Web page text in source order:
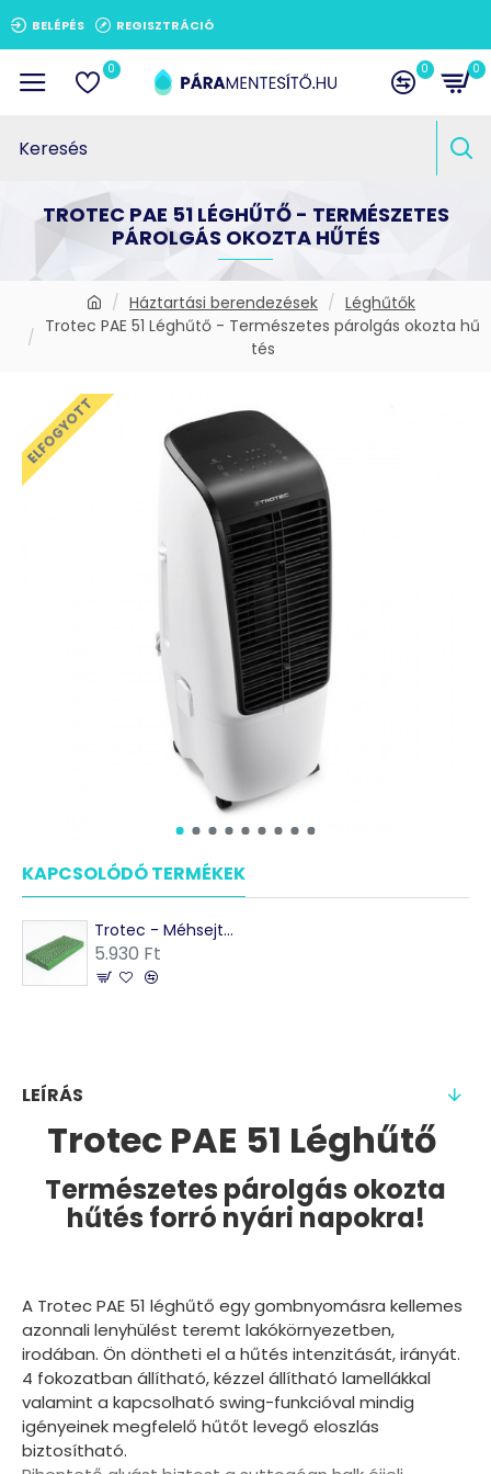
BELÉPÉS REGISZTRÁCIÓ
0 0 0
Háztartási berendezések
Léghűtők
Trotec PAE 51 Léghűtő - Természetes párolgás okozta hű
tés
TROTEC PAE 51 LÉGHŰTŐ - TERMÉSZETES
PÁROLGÁS OKOZTA HŰTÉS
ELFOGYOTT
KAPCSOLÓDÓ TERMÉKEK
Trotec - Méhsejtszűrő PAE 51 léghűtőhöz
5.930 Ft
LEÍRÁS
Trotec PAE 51 Léghűtő
Természetes párolgás okozta
hűtés forró nyári napokra!
A Trotec PAE 51 léghűtő egy gombnyomásra kellemes
azonnali lenyhülést teremt lakókörnyezetben,
irodában. Ön döntheti el a hűtés intenzitását, irányát.
4 fokozatban állítható, kézzel állítható lamellákkal
valamint a kapcsolható swing-funkcióval mindig
igényeinek megfelelő hűtőt levegő eloszlás
biztosítható.